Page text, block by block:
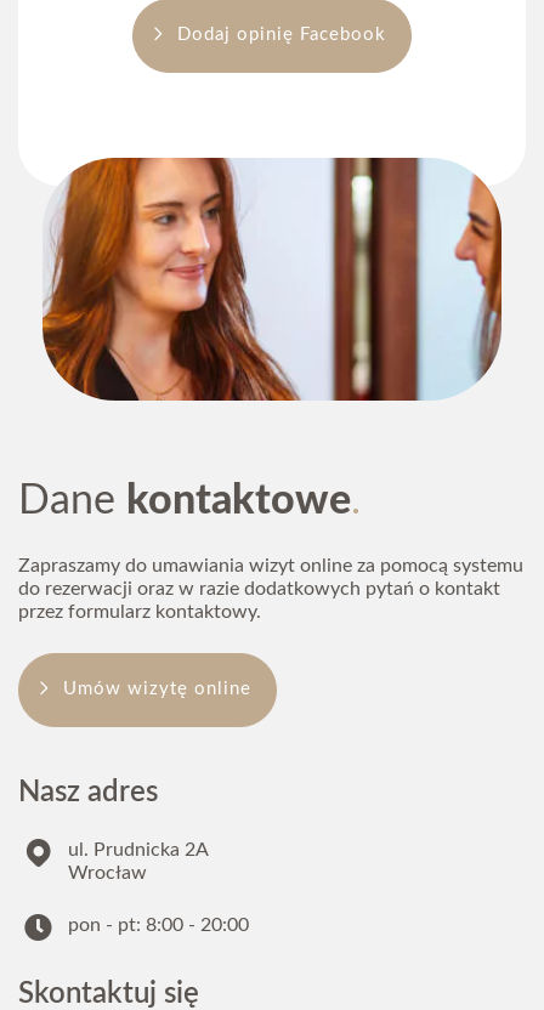
Dodaj opinię Facebook
Dane kontaktowe
Zapraszamy do umawiania wizyt online za pomocą systemu
do rezerwacji oraz w razie dodatkowych pytań o kontakt
przez formularz kontaktowy.
Umów wizytę online
Nasz adres
ul. Prudnicka 2A
Wrocław
pon - pt: 8:00 - 20:00
Skontaktuj się
Numer telefonu
Wyrażam zgodę na przetwarzanie moich danych
osobowych zgodnie z
serwisu.*
Wyślij formularz
rejestracja@dental4u.pl